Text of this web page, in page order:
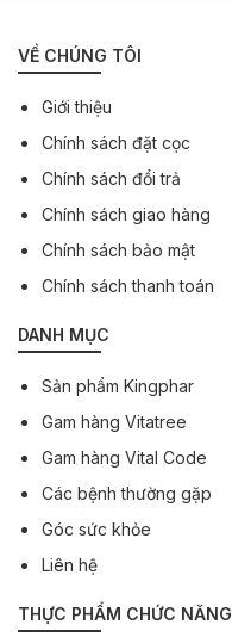
VỀ CHÚNG TÔI
Giới thiệu
Chính sách đặt cọc
Chính sách đổi trả
Chính sách giao hàng
Chính sách bảo mật
Chính sách thanh toán
DANH MỤC
Sản phẩm Kingphar
Gam hàng Vitatree
Gam hàng Vital Code
Các bệnh thường gặp
Góc sức khỏe
Liên hệ
THỰC PHẨM CHỨC NĂNG